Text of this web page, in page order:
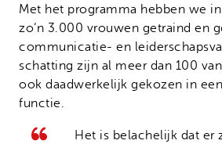
Met het programma hebben we
zo’n 3.000 vrouwen getraind en
communicatie- en
schatting zijn al meer dan 100
ook daadwerkelijk gekozen in
functie.
Het is belachelijk dat er